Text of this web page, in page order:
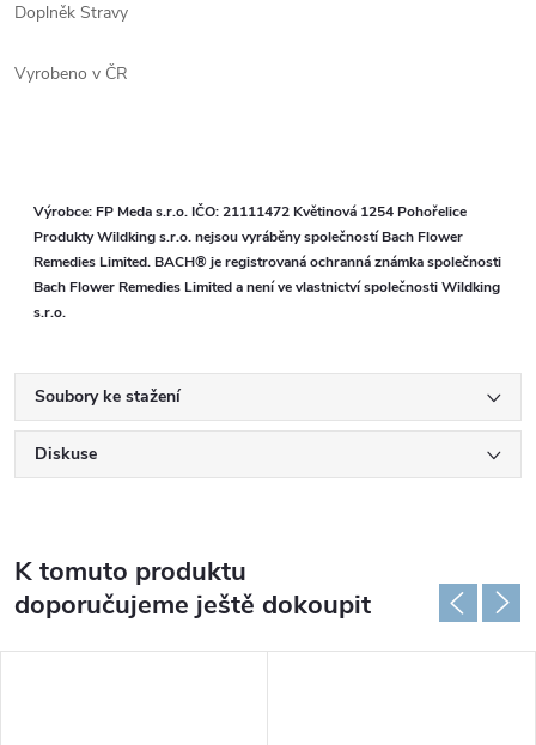
Doplněk Stravy
Vyrobeno v ČR
Výrobce: FP Meda s.r.o. IČO: 21111472 Květinová 1254 Pohořelice
Produkty Wildking s.r.o. nejsou vyráběny společností Bach Flower
Remedies Limited. BACH® je registrovaná ochranná známka společnosti
Bach Flower Remedies Limited a není ve vlastnictví společnosti Wildking
s.r.o.
Soubory ke stažení
Diskuse
K tomuto produktu
doporučujeme ještě dokoupit